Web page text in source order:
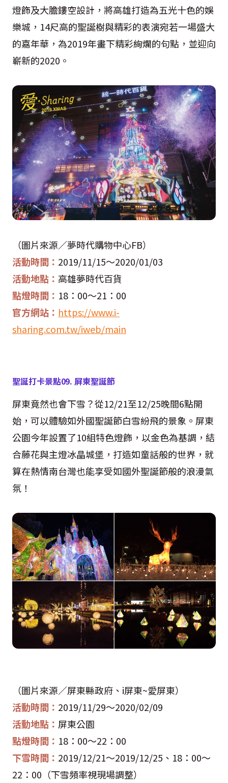
燈飾及大膽鏤空設計，將高雄打造為五光十色的娛
樂城， 14尺高的聖誕樹與精彩的表演宛若一場盛大
的嘉年華，為2019年畫下精彩絢爛的句點，並迎向
嶄新的2020 。
（圖片來源／夢時代購物中心FB）
活動時間： 2019/11/15～2020/01/03
活動地點： 高雄夢時代百貨
點燈時間： 18 ： 00～21 ： 00
官方網站： https://www.i-
sharing.com.tw/iweb/main
聖誕打卡景點09. 屏東聖誕節
屏東竟然也會下雪？從12/21至12/25晚間6點開
始，可以體驗如外國聖誕節白雪紛飛的景象。屏東
公園今年設置了10組特色燈飾，以金色為基調，結
合藤花與主燈冰晶城堡，打造如童話般的世界，就
算在熱情南台灣也能享受如國外聖誕節般的浪漫氣
氛！
（圖片來源／屏東縣政府、 i屏東~愛屏東）
活動時間： 2019/11/29～2020/02/09
活動地點： 屏東公園
點燈時間： 18 ： 00～22 ： 00
下雪時間： 2019/12/21～2019/12/25 、 18 ： 00～
22 ： 00 （下雪頻率視現場調整）